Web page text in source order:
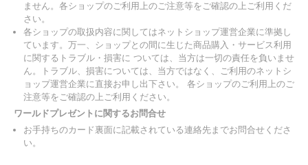
ません。各ショップのご利用上のご注意等をご確認の上ご利用くだ
さい。
各ショップの取扱内容に関してはネットショップ運営企業に準拠し
ています。万一、ショップとの間に生じた商品購入・サービス利用
に関するトラブル・損害に ついては、当方は一切の責任を負いませ
ん。トラブル、損害については、当方ではなく、ご利用のネットシ
ョップ運営企業に直接お申し出下さい。 各ショップのご利用上のご
注意等をご確認の上ご利用ください。
ワールドプレゼントに関するお問合せ
お手持ちのカード裏面に記載されている連絡先までお問合せくださ
い。